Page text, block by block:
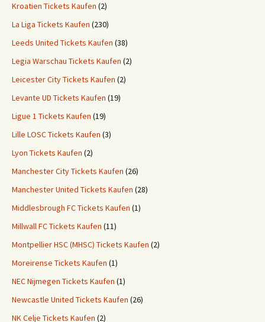
Kroatien Tickets Kaufen (2)
La Liga Tickets Kaufen (230)
Leeds United Tickets Kaufen (38)
Legia Warschau Tickets Kaufen (2)
Leicester City Tickets Kaufen (2)
Levante UD Tickets Kaufen (19)
Ligue 1 Tickets Kaufen (19)
Lille LOSC Tickets Kaufen (3)
Lyon Tickets Kaufen (2)
Manchester City Tickets Kaufen (26)
Manchester United Tickets Kaufen (28)
Middlesbrough FC Tickets Kaufen (1)
Millwall FC Tickets Kaufen (11)
Montpellier HSC (MHSC) Tickets Kaufen (2)
Moreirense Tickets Kaufen (1)
NEC Nijmegen Tickets Kaufen (1)
Newcastle United Tickets Kaufen (26)
NK Celje Tickets Kaufen (2)